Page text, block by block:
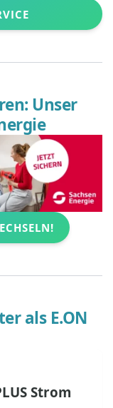
Unser
als E.ON
Strom